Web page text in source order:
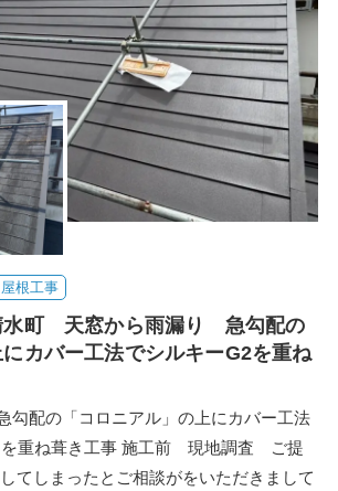
屋根工事
水町 天窓から雨漏り 急勾配の
カバー工法でシルキーG2を重ね
配の「コロニアル」の上にカバー工法
事 施工前 現地調査 ご提